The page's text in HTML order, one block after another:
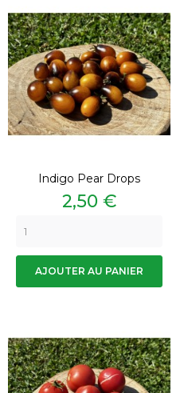
Indigo Pear Drops
Prix
2,50 €
AJOUTER AU PANIER